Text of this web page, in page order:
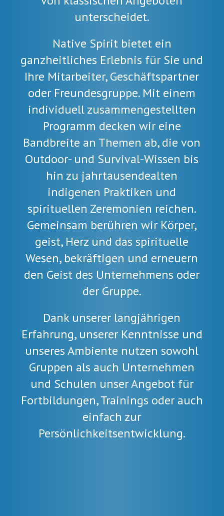
unterscheidet.
Native Spirit bietet ein
ganzheitliches Erlebnis für Sie und
Ihre Mitarbeiter, Geschäftspartner
oder Freundesgruppe. Mit einem
individuell zusammengestellten
Programm decken wir eine
Bandbreite an Themen ab, die von
Outdoor- und Survival-Wissen bis
hin zu jahrtausendealten
indigenen Praktiken und
spirituellen Zeremonien reichen.
Gemeinsam berühren wir Körper,
geist, Herz und das spirituelle
Wesen, bekräftigen und erneuern
den Geist des Unternehmens oder
der Gruppe.
Dank unserer langjährigen
Erfahrung, unserer Kenntnisse und
unseres Ambiente nutzen sowohl
Gruppen als auch Unternehmen
und Schulen unser Angebot für
Fortbildungen, Trainings oder auch
einfach zur
Persönlichkeitsentwicklung.